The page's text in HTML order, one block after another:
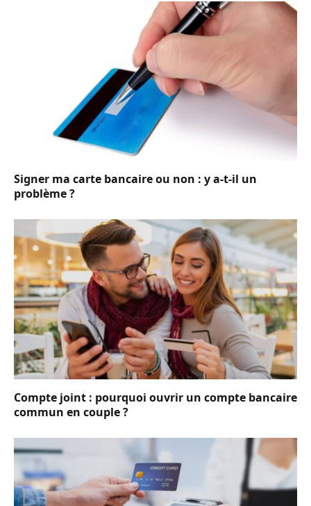
Signer ma carte bancaire ou non : y a-t-il un
problème ?
Compte joint : pourquoi ouvrir un compte bancaire
commun en couple ?